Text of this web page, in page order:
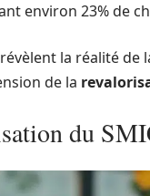
environ 23% de
la réalité
de la
du